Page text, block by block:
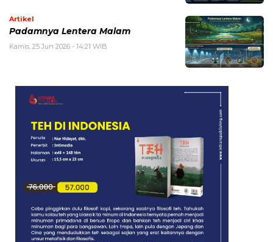
Artikel
Padamnya Lentera Malam
Kamis, 25 Jun 2026 - 14:21 WIB